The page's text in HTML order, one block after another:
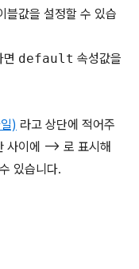
블값을 설정할 수 있습
default 속성값을
) 라고 상단에 적어주
사이에 --> 로 표시해
있습니다.